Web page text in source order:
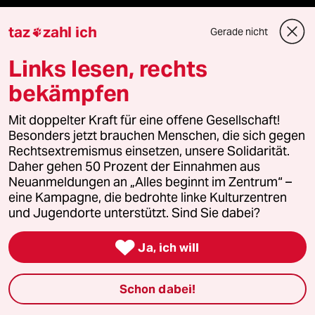
bundestalk
fernverbindung
klima update°
Mauerecho
Freie Rede
reingehen
Newsletter
team zukunft
taz zahl ich Gerade nicht
Links lesen, rechts
bekämpfen
Mit doppelter Kraft für eine offene Gesellschaft!
Besonders jetzt brauchen Menschen, die sich gegen
Rechtsextremismus einsetzen, unsere Solidarität.
Daher gehen 50 Prozent der Einnahmen aus
Neuanmeldungen an „Alles beginnt im Zentrum“ –
eine Kampagne, die bedrohte linke Kulturzentren
und Jugendorte unterstützt. Sind Sie dabei?
 Ja, ich will
Schon dabei!